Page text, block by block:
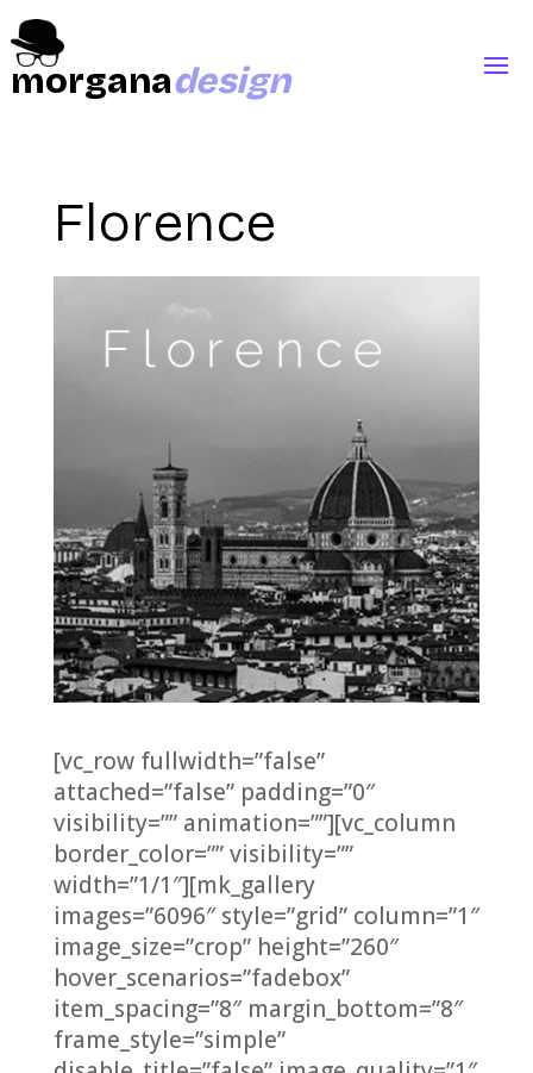
morganadesign
Florence
[vc_row fullwidth=”false”
attached=”false” padding=”0″
visibility=”” animation=””][vc_column
border_color=”” visibility=””
width=”1/1″][mk_gallery
images=”6096″ style=”grid” column=”1″
image_size=”crop” height=”260″
hover_scenarios=”fadebox”
item_spacing=”8″ margin_bottom=”8″
frame_style=”simple”